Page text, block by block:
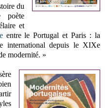
du
poète
et
entre le Portugal et Paris : la
international depuis le XIXe
modernité. »